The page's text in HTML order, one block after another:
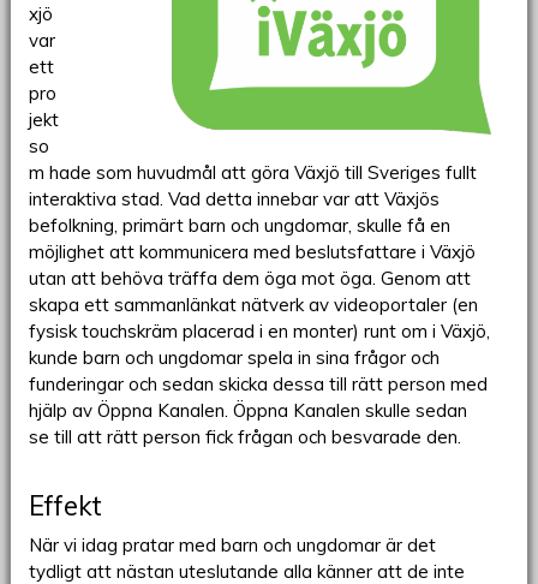
xjö
var
ett
pro
jekt
so
m hade som huvudmål att göra Växjö till Sveriges fullt
interaktiva stad. Vad detta innebar var att Växjös
befolkning, primärt barn och ungdomar, skulle få en
möjlighet att kommunicera med beslutsfattare i Växjö
utan att behöva träffa dem öga mot öga. Genom att
skapa ett sammanlänkat nätverk av videoportaler (en
fysisk touchskräm placerad i en monter) runt om i Växjö,
kunde barn och ungdomar spela in sina frågor och
funderingar och sedan skicka dessa till rätt person med
hjälp av Öppna Kanalen. Öppna Kanalen skulle sedan
se till att rätt person fick frågan och besvarade den.
Effekt
När vi idag pratar med barn och ungdomar är det
tydligt att nästan uteslutande alla känner att de inte